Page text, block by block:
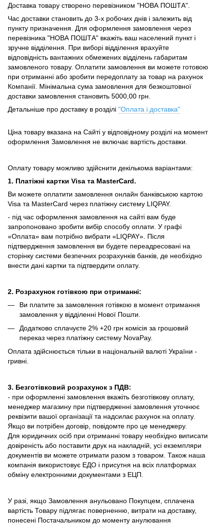
Доставка товару створено перевізником "НОВА ПОШТА".
Час доставки становить до 3-х робочих днів і залежить від
пункту призначення. Для оформлення замовлення через
перевізника "НОВА ПОШТА" вкажіть ваш населений пункт і
зручне відділення.
При виборі відділення врахуйте
відповідність вантажних обмежених відділень габаритам
замовленого товару. Оплатити замовлення ви можете готовою
при отриманні або зробити передоплату за товар на рахунок
Компанії. Мінімальна сума замовлення для безкоштовної
доставки замовлення становить 5000,00 грн.
Детальніше про доставку в розділі "Оплата і доставка"
Ціна товару вказана на Сайті у відповідному розділі на момент
оформлення Замовлення не включає вартість доставки.
Оплату товару можливо здійснити декількома варіантами:
1. Платіжні картки Visa та MasterCard.
Ви можете оплатити замовлення онлайн банківською картою
Visa та MasterCard через платіжну систему LIQPAY.
- під час оформлення замовлення на сайті вам буде
запропоновано зробити вибір способу оплати. У графі
«Оплата» вам потрібно вибрати «LIQPAY». Після
підтвердження замовлення ви будете переадресовані на
сторінку системи безпечних розрахунків банків, де необхідно
внести дані картки та підтвердити оплату.
2. Розрахунок готівкою при отриманні:
Ви платите за замовлення готівкою в момент отримання
замовлення у відділенні Нової Пошти.
Додатково сплачуєте 2% +20 грн комісія за грошовий
переказ через платіжну систему NovaPay.
Оплата здійснюється тільки в національній валюті України -
гривні.
3. Безготівковий розрахунок з ПДВ:
- при оформленні замовлення вкажіть безготівкову оплату,
менеджер магазину при підтвердженні замовлення уточнює
реквізити вашої організації та надсилає рахунок на оплату.
Якщо ви потрібен договір, повідомте про це менеджеру.
Для юридичних осіб при отриманні товару необхідно виписати
довіреність або поставити друк на накладній, усі екземпляри
документів ви можете отримати разом з товаром. Також наша
компанія використовує ЕДО і присутня на всіх платформах
обміну електронними документами з ЕЦП.
У разі, якщо Замовлення анульовано Покупцем, сплачена
вартість Товару підлягає поверненню, витрати на доставку,
понесені Постачальником до моменту анулювання